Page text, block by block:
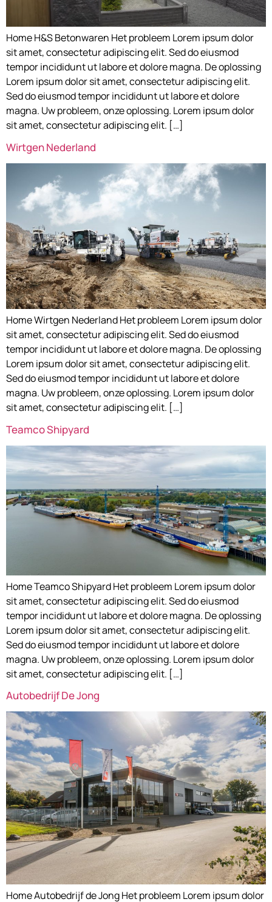
Home H&S Betonwaren Het probleem Lorem ipsum dolor
sit amet, consectetur adipiscing elit. Sed do eiusmod
tempor incididunt ut labore et dolore magna. De oplossing
Lorem ipsum dolor sit amet, consectetur adipiscing elit.
Sed do eiusmod tempor incididunt ut labore et dolore
magna. Uw probleem, onze oplossing. Lorem ipsum dolor
sit amet, consectetur adipiscing elit. […]
Wirtgen Nederland
Home Wirtgen Nederland Het probleem Lorem ipsum dolor
sit amet, consectetur adipiscing elit. Sed do eiusmod
tempor incididunt ut labore et dolore magna. De oplossing
Lorem ipsum dolor sit amet, consectetur adipiscing elit.
Sed do eiusmod tempor incididunt ut labore et dolore
magna. Uw probleem, onze oplossing. Lorem ipsum dolor
sit amet, consectetur adipiscing elit. […]
Teamco Shipyard
Home Teamco Shipyard Het probleem Lorem ipsum dolor
sit amet, consectetur adipiscing elit. Sed do eiusmod
tempor incididunt ut labore et dolore magna. De oplossing
Lorem ipsum dolor sit amet, consectetur adipiscing elit.
Sed do eiusmod tempor incididunt ut labore et dolore
magna. Uw probleem, onze oplossing. Lorem ipsum dolor
sit amet, consectetur adipiscing elit. […]
Autobedrijf De Jong
Home Autobedrijf de Jong Het probleem Lorem ipsum dolor